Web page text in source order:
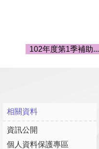
102年度第1季補助...
相關資料
資訊公開
個人資料保護專區